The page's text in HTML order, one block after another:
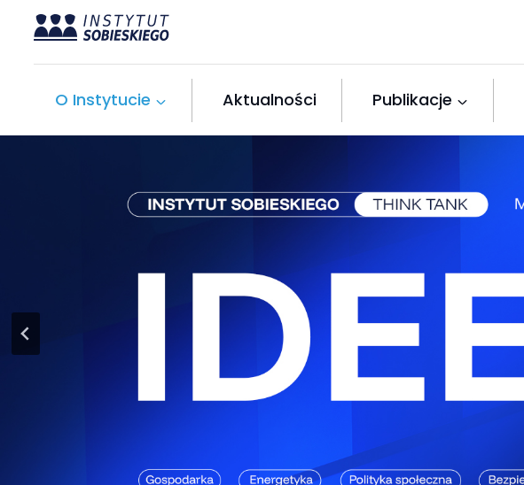
Przejdź
treści
O Instytucie Aktualności Publikacje